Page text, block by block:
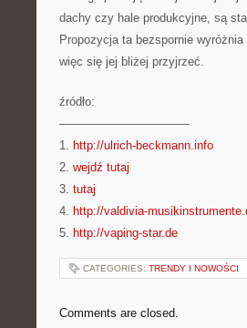
dachy czy hale produkcyjne, są
Propozycja ta bezspornie
więc się jej bliżej przyjrzeć.
źródło:
———————————
1. http://ulrich-beckmann.info
2. wejdź tutaj
3. tutaj
4. http://valdivia-
5. http://vaping-star.de
CATEGORIES: TRENDY I NOWOŚCI
Comments are closed.